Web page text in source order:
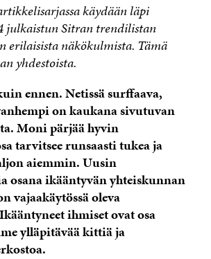
käydään läpi
julkaistun Sitran trendilistan
erilaisista näkökulmista. Tämä
yhdestoista.
ennen. Netissä surffaava,
on kaukana sivutuvan
Moni pärjää hyvin
tarvitsee runsaasti tukea ja
aiemmin. Uusin
osana ikääntyvän yhteiskunnan
vajaakäytössä oleva
ihmiset ovat osa
ylläpitävää kittiä ja